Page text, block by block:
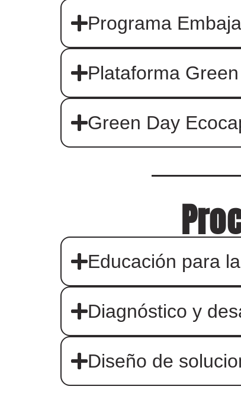
Programa
Plataforma
Green Day
Educación para
Diagnóstico y
Diseño de